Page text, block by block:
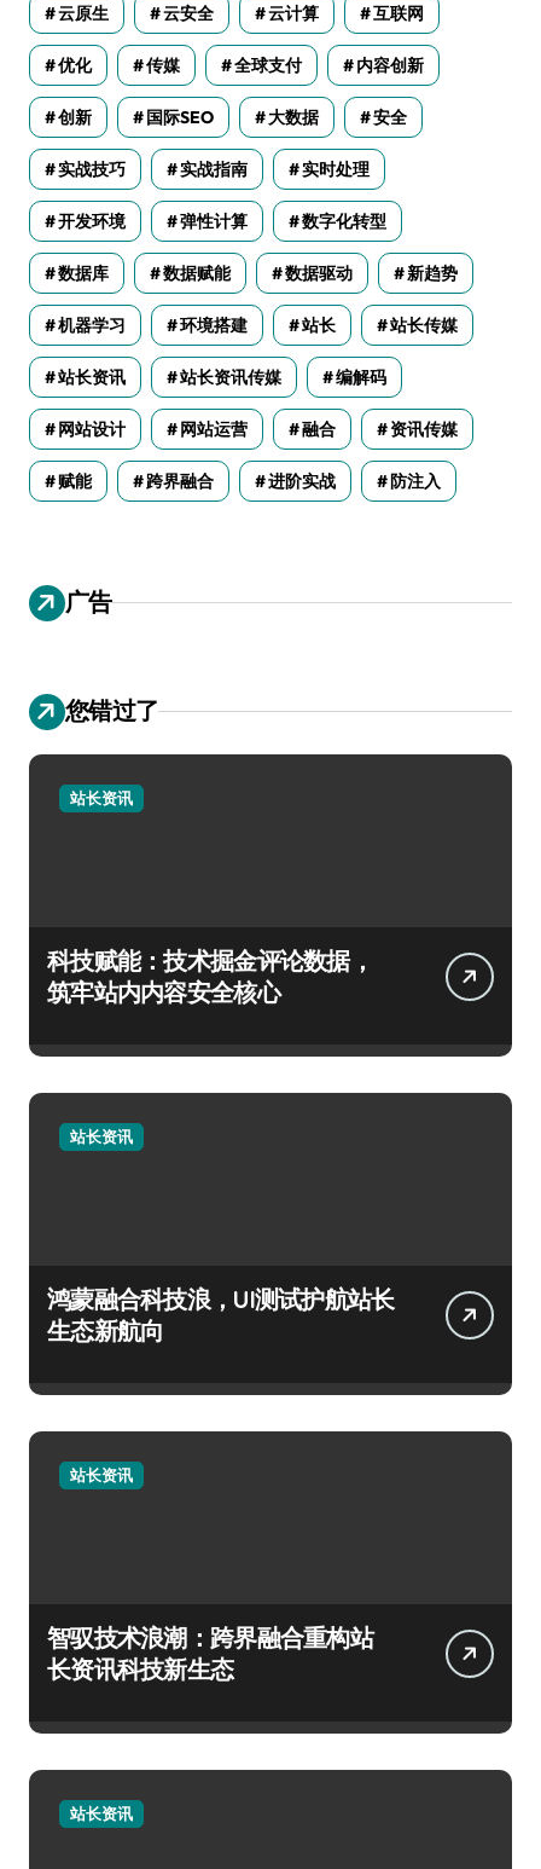
云原生 云安全 云计算 互联网
优化 传媒 全球支付 内容创新
创新 国际SEO 大数据 安全
实战技巧 实战指南 实时处理
开发环境 弹性计算 数字化转型
数据库 数据赋能 数据驱动 新趋势
机器学习 环境搭建 站长 站长传媒
站长资讯 站长资讯传媒 编解码
网站设计 网站运营 融合 资讯传媒
赋能 跨界融合 进阶实战 防注入
广告
您错过了
站长资讯
科技赋能：技术掘金评论数据，
筑牢站内内容安全核心
站长资讯
鸿蒙融合科技浪，UI测试护航站长
生态新航向
站长资讯
智驭技术浪潮：跨界融合重构站
长资讯科技新生态
站长资讯